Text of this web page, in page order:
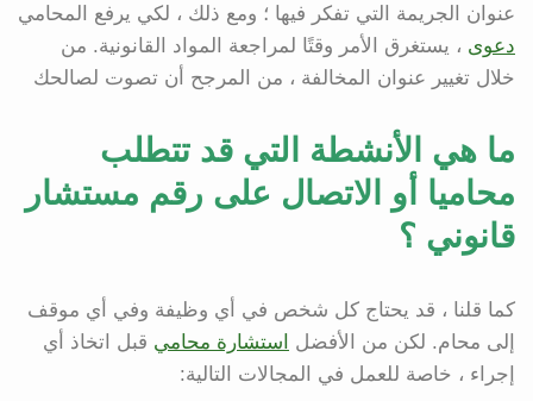
عنوان الجريمة التي تفكر فيها ؛ ومع ذلك ، لكي يرفع المحامي
دعوى ، يستغرق الأمر وقتًا لمراجعة المواد القانونية. من
خلال تغيير عنوان المخالفة ، من المرجح أن تصوت لصالحك
ما هي الأنشطة التي قد تتطلب
محاميا أو الاتصال على رقم مستشار
قانوني ؟
كما قلنا ، قد يحتاج كل شخص في أي وظيفة وفي أي موقف
إلى محام. لكن من الأفضل
استشارة محامي قبل اتخاذ أي
إجراء ، خاصة للعمل في المجالات التالية: